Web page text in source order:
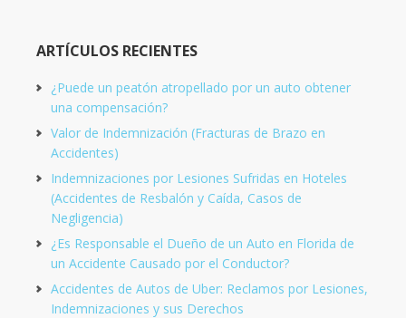
ARTÍCULOS RECIENTES
¿Puede un peatón atropellado por un auto obtener
una compensación?
Valor de Indemnización (Fracturas de Brazo en
Accidentes)
Indemnizaciones por Lesiones Sufridas en Hoteles
(Accidentes de Resbalón y Caída, Casos de
Negligencia)
¿Es Responsable el Dueño de un Auto en Florida de
un Accidente Causado por el Conductor?
Accidentes de Autos de Uber: Reclamos por Lesiones,
Indemnizaciones y sus Derechos